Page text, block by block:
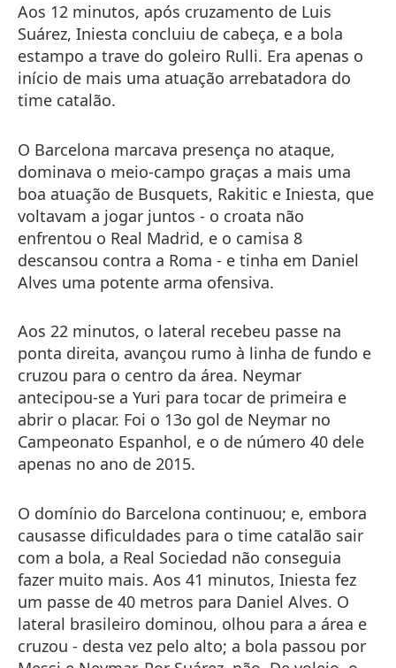
Aos 12 minutos, após cruzamento de Luis
Suárez, Iniesta concluiu de cabeça, e a bola
estampo a trave do goleiro Rulli. Era apenas o
início de mais uma atuação arrebatadora do
time catalão.
O Barcelona marcava presença no ataque,
dominava o meio-campo graças a mais uma
boa atuação de Busquets, Rakitic e Iniesta, que
voltavam a jogar juntos - o croata não
enfrentou o Real Madrid, e o camisa 8
descansou contra a Roma - e tinha em Daniel
Alves uma potente arma ofensiva.
Aos 22 minutos, o lateral recebeu passe na
ponta direita, avançou rumo à linha de fundo e
cruzou para o centro da área. Neymar
antecipou-se a Yuri para tocar de primeira e
abrir o placar. Foi o 13o gol de Neymar no
Campeonato Espanhol, e o de número 40 dele
apenas no ano de 2015.
O domínio do Barcelona continuou; e, embora
causasse dificuldades para o time catalão sair
com a bola, a Real Sociedad não conseguia
fazer muito mais. Aos 41 minutos, Iniesta fez
um passe de 40 metros para Daniel Alves. O
lateral brasileiro dominou, olhou para a área e
cruzou - desta vez pelo alto; a bola passou por